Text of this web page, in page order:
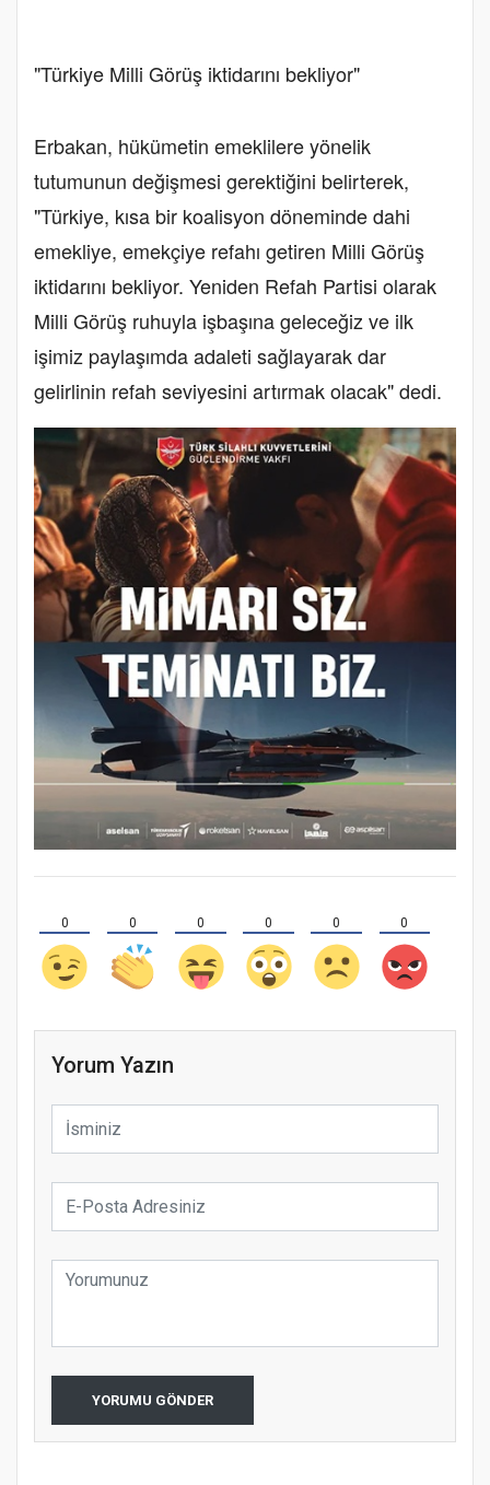
"Türkiye Milli Görüş iktidarını bekliyor"
Erbakan, hükümetin emeklilere yönelik
tutumunun değişmesi gerektiğini belirterek,
"Türkiye, kısa bir koalisyon döneminde dahi
emekliye, emekçiye refahı getiren Milli Görüş
iktidarını bekliyor. Yeniden Refah Partisi olarak
Milli Görüş ruhuyla işbaşına geleceğiz ve ilk
işimiz paylaşımda adaleti sağlayarak dar
gelirlinin refah seviyesini artırmak olacak" dedi.
0 0 0 0 0 0
Yorum Yazın
YORUMU GÖNDER